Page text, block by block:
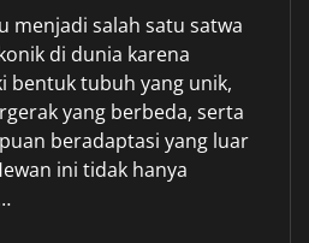
menjadi salah satu satwa
di dunia karena
bentuk tubuh yang unik,
yang berbeda, serta
beradaptasi yang luar
ini tidak hanya